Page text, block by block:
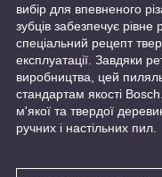
вибір для впевненого
зубців забезпечує рівне
спеціальний рецепт
експлуатації. Завдяки
виробництва, цей
стандартам якості
м'якої та твердої
ручних і настільних пил.